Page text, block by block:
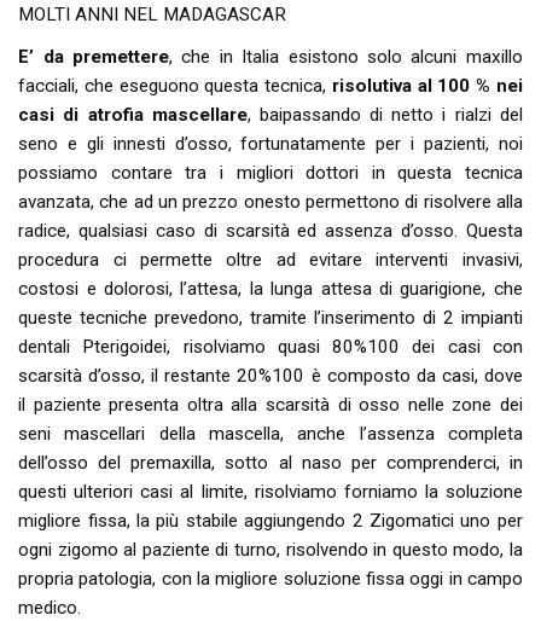
MOLTI ANNI NEL MADAGASCAR
E’ da premettere, che in Italia esistono solo alcuni maxillo
facciali, che eseguono questa tecnica, risolutiva al 100 % nei
casi di atrofia mascellare, baipassando di netto i rialzi del
seno e gli innesti d’osso, fortunatamente per i pazienti, noi
possiamo contare tra i migliori dottori in questa tecnica
avanzata, che ad un prezzo onesto permettono di risolvere alla
radice, qualsiasi caso di scarsità ed assenza d’osso. Questa
procedura ci permette oltre ad evitare interventi invasivi,
costosi e dolorosi, l’attesa, la lunga attesa di guarigione, che
queste tecniche prevedono, tramite l’inserimento di 2 impianti
dentali Pterigoidei, risolviamo quasi 80%100 dei casi con
scarsità d’osso, il restante 20%100 è composto da casi, dove
il paziente presenta oltra alla scarsità di osso nelle zone dei
seni mascellari della mascella, anche l’assenza completa
dell’osso del premaxilla, sotto al naso per comprenderci, in
questi ulteriori casi al limite, risolviamo forniamo la soluzione
migliore fissa, la più stabile aggiungendo 2 Zigomatici uno per
ogni zigomo al paziente di turno, risolvendo in questo modo, la
propria patologia, con la migliore soluzione fissa oggi in campo
medico.